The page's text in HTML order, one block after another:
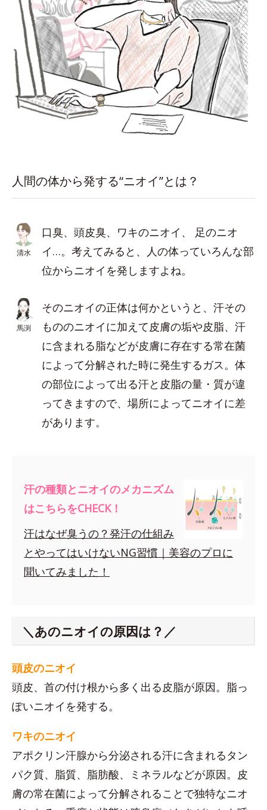
人間の体から発する“ニオイ”とは？
清水
口臭、頭皮臭、ワキのニオイ、 足のニオ
イ…。考えてみると、人の体っていろんな部
位からニオイを発しますよね。
馬渕
そのニオイの正体は何かというと、汗その
もののニオイに加えて皮膚の垢や皮脂、汗
に含まれる脂などが皮膚に存在する常在菌
によって分解された時に発生するガス。体
の部位によって出る汗と皮脂の量・質が違
ってきますので、場所によってニオイに差
があります。
汗の種類とニオイのメカニズム
はこちらをCHECK！
汗はなぜ臭うの？発汗の仕組み
とやってはいけないNG習慣｜美容のプロに
聞いてみました！
＼あのニオイの原因は？／
頭皮のニオイ
頭皮、首の付け根から多く出る皮脂が原因。脂っ
ぽいニオイを発する。
ワキのニオイ
アポクリン汗腺から分泌される汗に含まれるタン
パク質、脂質、脂肪酸、ミネラルなどが原因。皮
膚の常在菌によって分解されることで独特なニオ